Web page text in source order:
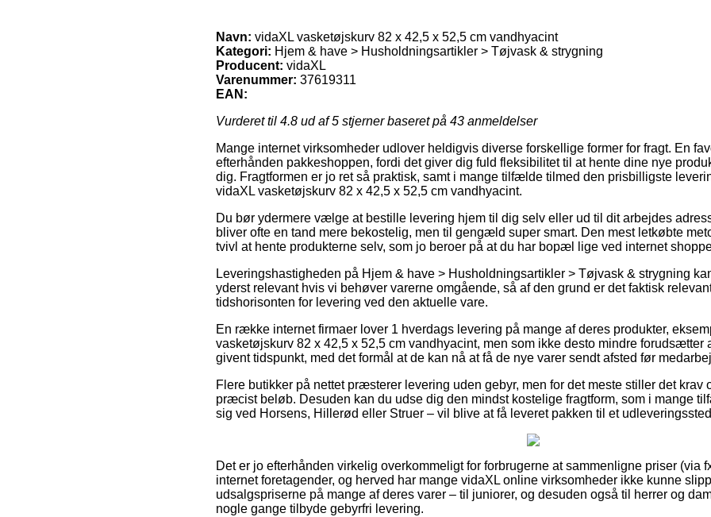
Navn: vidaXL vasketøjskurv 82 x 42,5 x 52,5 cm vandhyacint
Kategori: Hjem & have > Husholdningsartikler > Tøjvask & strygning
Producent: vidaXL
Varenummer: 37619311
EAN:
Vurderet til 4.8 ud af 5 stjerner baseret på 43 anmeldelser
Mange internet virksomheder udlover heldigvis diverse forskellige former for fragt. En
efterhånden pakkeshoppen, fordi det giver dig fuld fleksibilitet til at hente dine nye
dig. Fragtformen er jo ret så praktisk, samt i mange tilfælde tilmed den prisbilligste
vidaXL vasketøjskurv 82 x 42,5 x 52,5 cm vandhyacint.
Du bør ydermere vælge at bestille levering hjem til dig selv eller ud til dit arbejdes
bliver ofte en tand mere bekostelig, men til gengæld super smart. Den mest letkøbte
tvivl at hente produkterne selv, som jo beroer på at du har bopæl lige ved internet
Leveringshastigheden på Hjem & have > Husholdningsartikler > Tøjvask & strygning
yderst relevant hvis vi behøver varerne omgående, så af den grund er det faktisk
tidshorisonten for levering ved den aktuelle vare.
En række internet firmaer lover 1 hverdags levering på mange af deres produkter,
vasketøjskurv 82 x 42,5 x 52,5 cm vandhyacint, men som ikke desto mindre forudsætter
givent tidspunkt, med det formål at de kan nå at få de nye varer sendt afsted før
Flere butikker på nettet præsterer levering uden gebyr, men for det meste stiller det krav
præcist beløb. Desuden kan du udse dig den mindst kostelige fragtform, som i mange
sig ved Horsens, Hillerød eller Struer – vil blive at få leveret pakken til et
Det er jo efterhånden virkelig overkommeligt for forbrugerne at sammenligne priser (via
internet foretagender, og herved har mange vidaXL online virksomheder ikke kunne
udsalgspriserne på mange af deres varer – til juniorer, og desuden også til herrer og
nogle gange tilbyde gebyrfri levering.